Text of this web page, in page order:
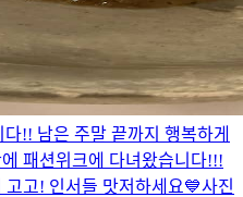
!! 남은 주말 끝까지 행복하게
패션위크에 다녀왔습니다!!!
고! 인서들 맛저하세요💙사진